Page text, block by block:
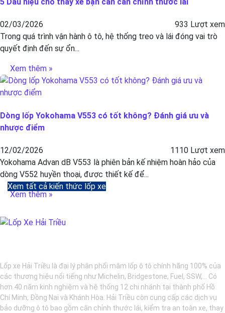
02/03/2026
933 Lượt xem
Trong quá trình vận hành ô tô, hệ thống treo và lái đóng vai trò
quyết định đến sự ổn...
Xem thêm »
Dòng lốp Yokohama V553 có tốt không? Đánh giá ưu và
nhược điểm
12/02/2026
1110 Lượt xem
Yokohama Advan dB V553 là phiên bản kế nhiệm hoàn hảo của
dòng V552 huyền thoại, được thiết kế để...
Xem thêm »
Xem tất cả kiến thức lốp xe
Lốp xe Hải Triều là đại lý phân phối mâm lốp ô tô chính hãng 100% của
các thương hiệu nổi tiếng như Michelin, Bridgestone, Fuel, SSW,... Có
hơn 40 năm kinh nghiệm và hệ thống 12 chi nhánh tại thành phố Hồ
Chí Minh, Đồng Nai và Khánh Hòa. Hải Triều còn cung cấp các dịch vụ
bảo dưỡng ô tô bao gồm cân chỉnh thước lái, kiểm tra an toàn xe, thay